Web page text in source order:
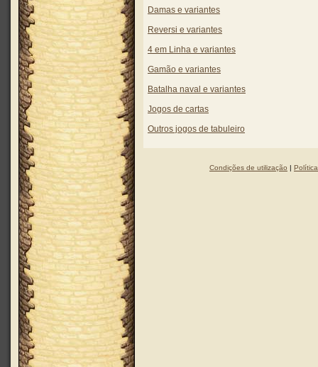
Damas e variantes
Reversi e variantes
4 em Linha e variantes
Gamão e variantes
Batalha naval e variantes
Jogos de cartas
Outros jogos de tabuleiro
Condições de utilização